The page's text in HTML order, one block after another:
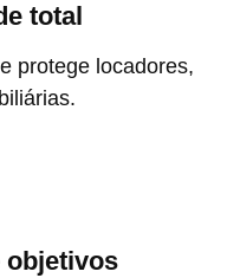
total
protege locadores,
objetivos